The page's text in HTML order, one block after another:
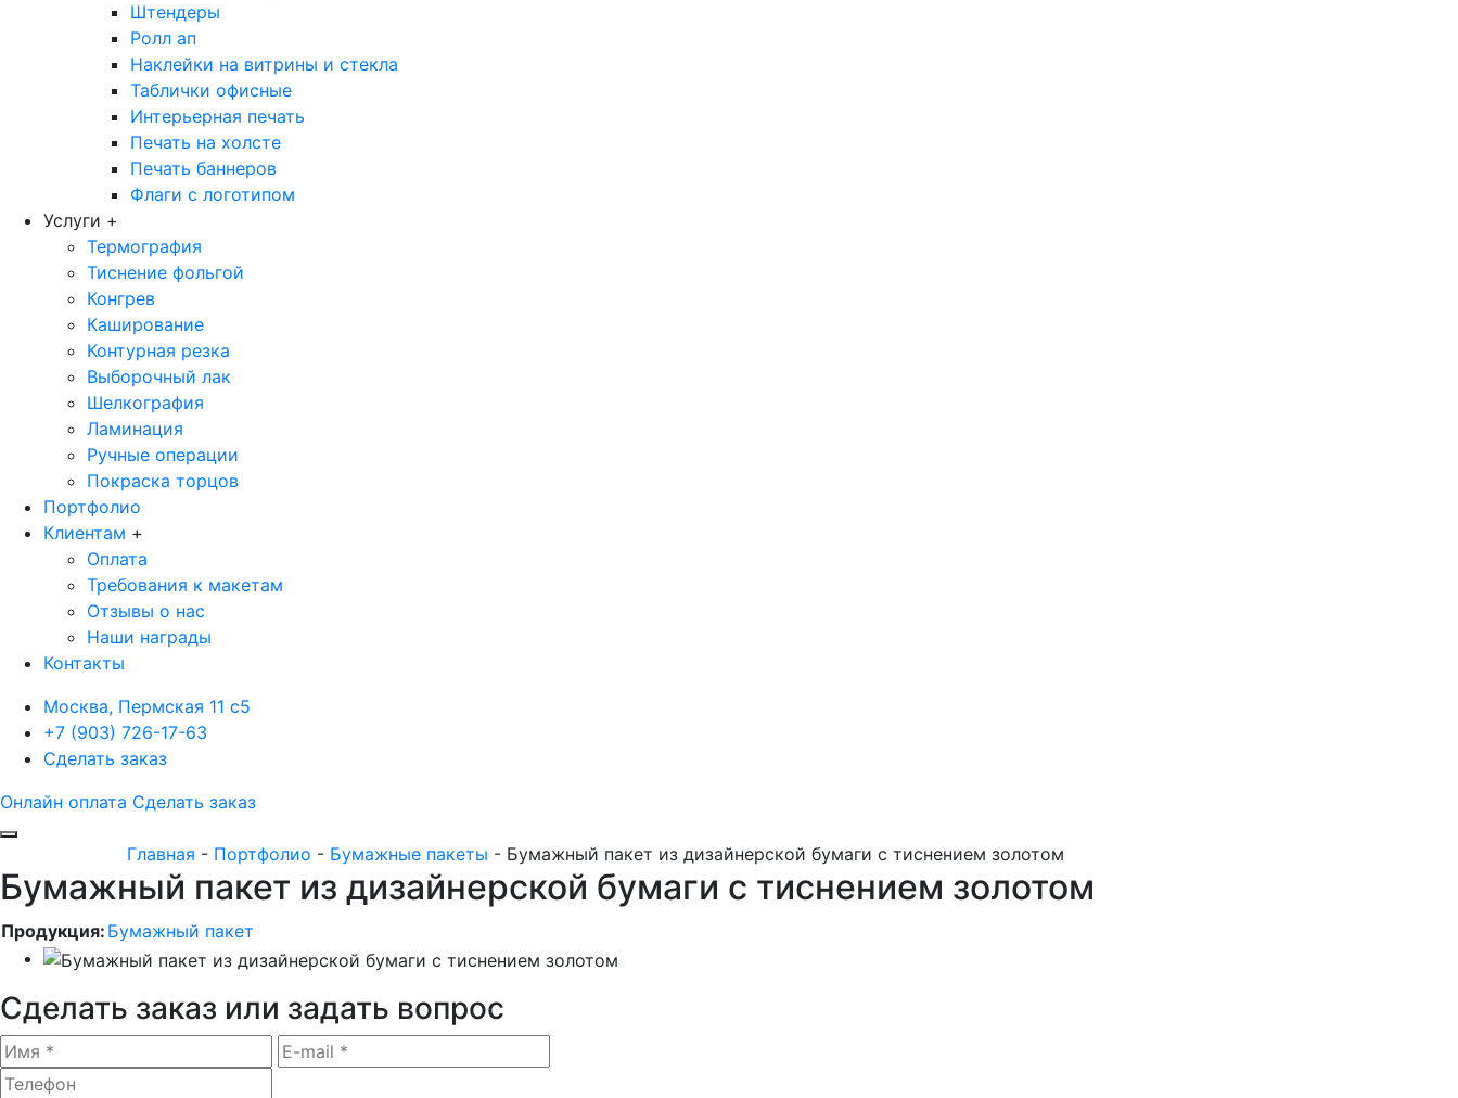
Штендеры
Ролл ап
Наклейки на витрины и стекла
Таблички офисные
Интерьерная печать
Печать на холсте
Печать баннеров
Флаги с логотипом
Услуги +
Термография
Тиснение фольгой
Конгрев
Каширование
Контурная резка
Выборочный лак
Шелкография
Ламинация
Ручные операции
Покраска торцов
Портфолио
Клиентам +
Оплата
Требования к макетам
Отзывы о нас
Наши награды
Контакты
Москва, Пермская 11 с5
+7 (903) 726-17-63
Сделать заказ
Онлайн оплата Сделать заказ
Главная - Портфолио - Бумажные пакеты - Бумажный пакет из дизайнерской бумаги с тиснением золотом
Бумажный пакет из дизайнерской бумаги с тиснением золотом
Продукция: Бумажный пакет
Сделать заказ или задать вопрос